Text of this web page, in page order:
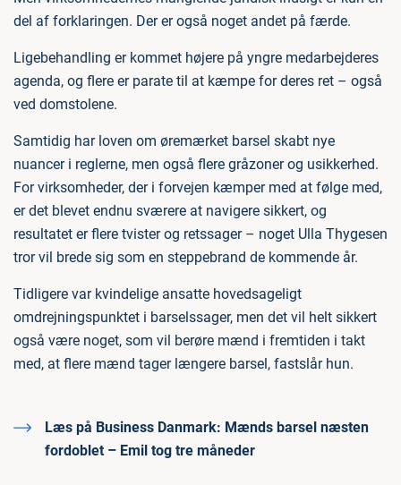
del af forklaringen. Der er også noget andet på færde.
Ligebehandling er kommet højere på yngre medarbejderes
agenda, og flere er parate til at kæmpe for deres ret – også
ved domstolene.
Samtidig har loven om øremærket barsel skabt nye
nuancer i reglerne, men også flere gråzoner og usikkerhed.
For virksomheder, der i forvejen kæmper med at følge med,
er det blevet endnu sværere at navigere sikkert, og
resultatet er flere tvister og retssager – noget Ulla Thygesen
tror vil brede sig som en steppebrand de kommende år.
Tidligere var kvindelige ansatte hovedsageligt
omdrejningspunktet i barselssager, men det vil helt sikkert
også være noget, som vil berøre mænd i fremtiden i takt
med, at flere mænd tager længere barsel, fastslår hun.
Læs på Business Danmark: Mænds barsel næsten
fordoblet – Emil tog tre måneder